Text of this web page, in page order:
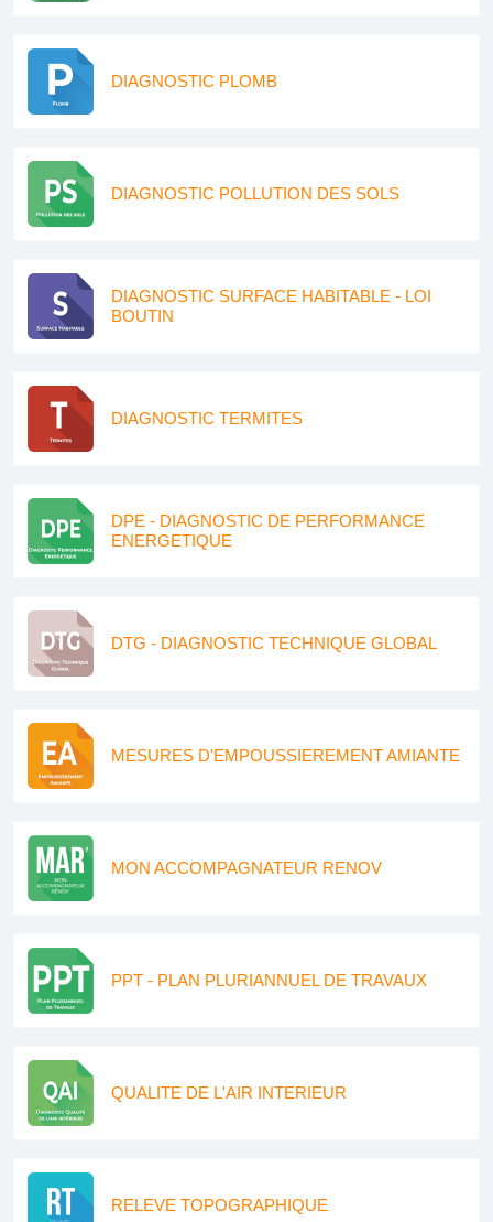
DIAGNOSTIC PLOMB
DIAGNOSTIC POLLUTION DES SOLS
DIAGNOSTIC SURFACE HABITABLE - LOI
BOUTIN
DIAGNOSTIC TERMITES
DPE - DIAGNOSTIC DE PERFORMANCE
ENERGETIQUE
DTG - DIAGNOSTIC TECHNIQUE GLOBAL
MESURES D'EMPOUSSIEREMENT AMIANTE
MON ACCOMPAGNATEUR RENOV
PPT - PLAN PLURIANNUEL DE TRAVAUX
QUALITE DE L'AIR INTERIEUR
RELEVE TOPOGRAPHIQUE